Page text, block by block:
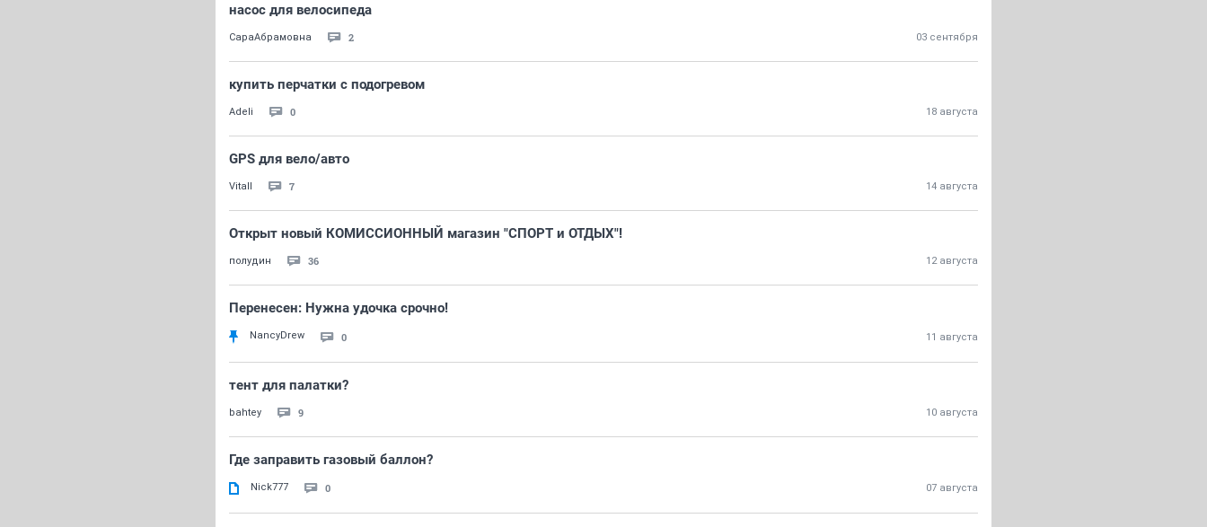
насос для велосипеда
СараАбрамовна 2 03 сентября
купить перчатки с подогревом
Adeli 0 18 августа
GPS для вело/авто
Vitall 7 14 августа
Открыт новый КОМИССИОННЫЙ магазин "СПОРТ и ОТДЫХ"!
полудин 36 12 августа
Перенесен: Нужна удочка срочно!
NancyDrew 0 11 августа
тент для палатки?
bahtey 9 10 августа
Где заправить газовый баллон?
Nick777 0 07 августа